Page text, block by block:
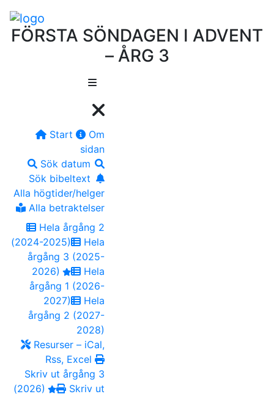
FÖRSTA SÖNDAGEN I ADVENT
– ÅRG 3
Start
Om
sidan
Sök datum
Sök bibeltext
Alla högtider/helger
Alla betraktelser
Hela årgång 2
(2024-2025)
Hela
årgång 3 (2025-
2026)
Hela
årgång 1 (2026-
2027)
Hela
årgång 2 (2027-
2028)
Resurser – iCal,
Rss, Excel
Skriv ut årgång 3
(2026)
Skriv ut